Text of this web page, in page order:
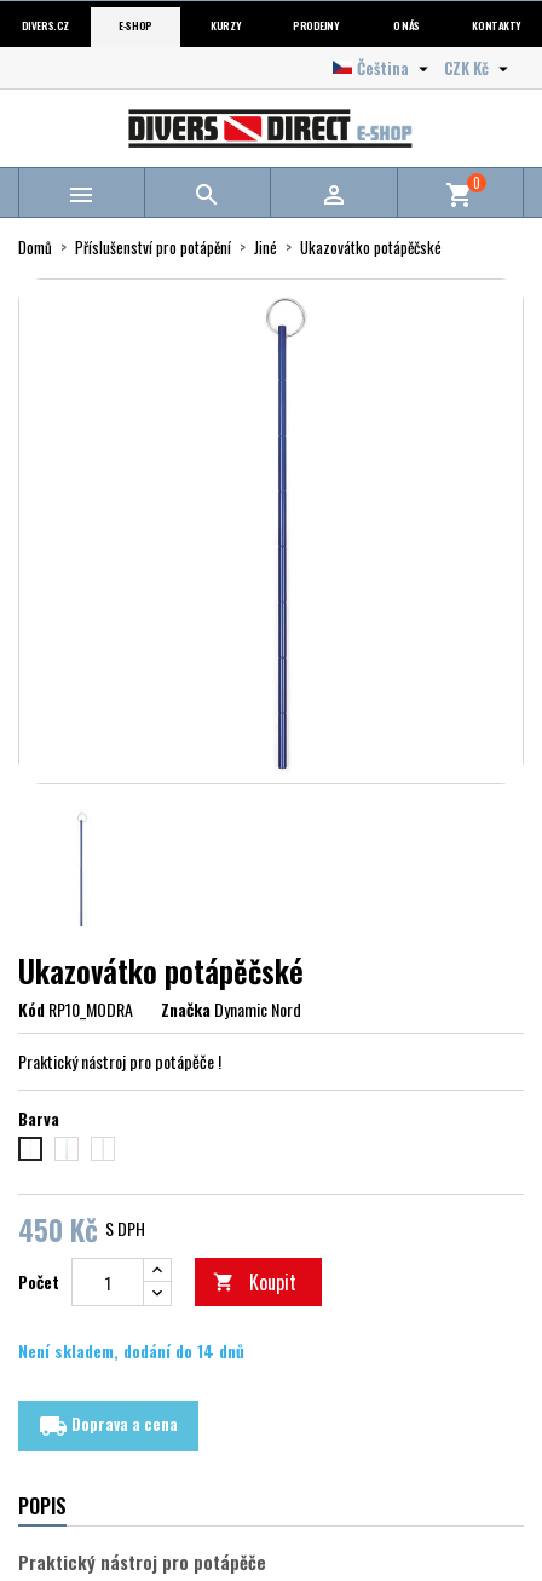
DIVERS.CZ E-SHOP KURZY PRODEJNY O NÁS KONTAKTY
CZK Kč 
Čeština 
   shopping_cart0
Domů Příslušenství pro potápění Jiné Ukazovátko potápěčské
Ukazovátko potápěčské
KódRP10_MODRA ZnačkaDynamic Nord
Praktický nástroj pro potápěče !
Barva
zelena Oranžová
450 Kč S DPH
Počet  Koupit
Není skladem, dodání do 14 dnů
local_shipping Doprava a cena
POPIS
Praktický nástroj pro potápěče